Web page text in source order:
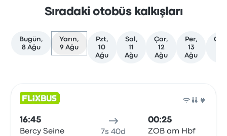
Sıradaki otobüs kalkışları
Bugün,
8 Ağu
Yarın,
9 Ağu
Pzt,
10
Ağu
Sal,
11
Ağu
Çar,
12
Ağu
Per,
13
Ağu
16:45
Bercy Seine 7s 40d
00:25
ZOB am Hbf